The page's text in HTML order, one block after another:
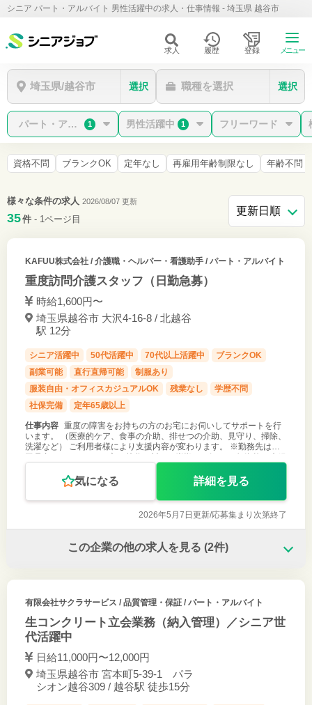
シニア パート・アルバイト 男性活躍中の求人・仕事情報 - 埼玉県 越谷市
求人 履歴 登録 メニュー
埼玉県/越谷市 選択 職種を選択 選択
パート・アルバイト
1 男性活躍中 1 フリーワード
資格不問 ブランクOK 定年なし 再雇用年齢制限なし 年齢不問
様々な条件の求人 2026/08/07 更新
35件 - 1ページ目
KAFUU株式会社/ 介護職・ヘルパー・看護助手 / パート・アルバイト
重度訪問介護スタッフ（日勤急募）
時給1,600円〜
埼玉県越谷市 大沢4-16-8 / 北越谷
駅 12分
シニア活躍中 50代活躍中 70代以上活躍中
ブランクOK
副業可能
直行直帰可能
制服あり
服装自由・オフィスカジュアルOK
残業なし
学歴不問
社保完備
定年65歳以上
仕事内容 重度の障害をお持ちの方のお宅にお伺いしてサポートを行
います。 （医療的ケア、食事の介助、排せつの介助、見守り、掃除、
洗濯など） ご利用者様により支援内容が変わります。 ※勤務先は埼
気になる 詳細を見る
2026年5月7日更新/応募集まり次第終了
この企業の他の求人を見る (2件)
有限会社サクラサービス / 品質管理・保証 / パート・アルバイト
生コンクリート立会業務（納入管理）／シニア世
代活躍中
日給11,000円〜12,000円
埼玉県越谷市 宮本町5-39-1 パラ
シオン越谷309 / 越谷駅 徒歩15分